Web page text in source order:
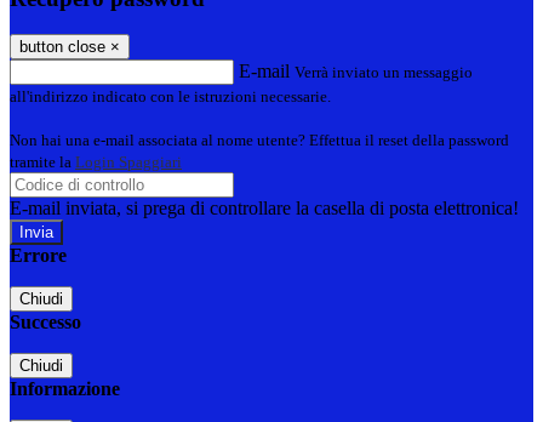
button close ×
E-mail Verrà inviato un messaggio
all'indirizzo indicato con le istruzioni necessarie.
Non hai una e-mail associata al nome utente? Effettua il reset della password
tramite la Login Spaggiari
E-mail inviata, si prega di controllare la casella di posta elettronica!
Errore
Chiudi
Successo
Chiudi
Informazione